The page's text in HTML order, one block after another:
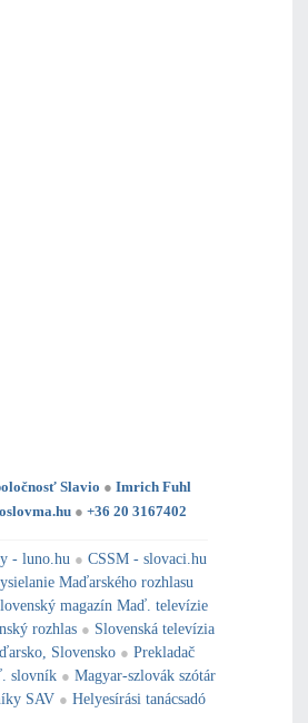
Slavio ● Imrich Fuhl
● +36 20 3167402
- luno.hu ● CSSM - slovaci.hu
Maďarského rozhlasu
magazín Maď. televízie
rozhlas ● Slovenská televízia
, Slovensko ● Prekladač
slovník ● Magyar-szlovák szótár
SAV ● Helyesírási tanácsadó